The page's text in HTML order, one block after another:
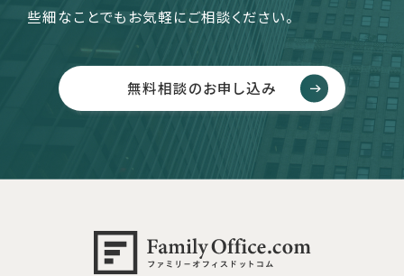
些細なことでもお気軽にご相談ください。
無料相談のお申し込み